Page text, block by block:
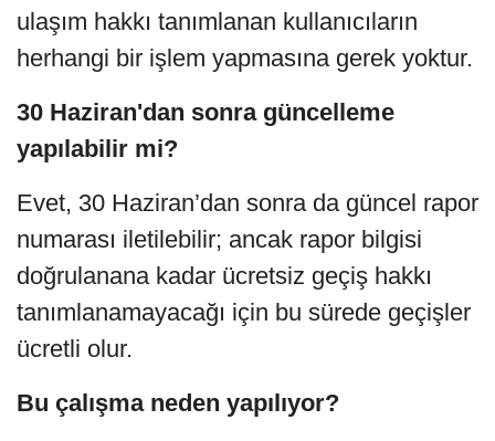
ulaşım hakkı tanımlanan kullanıcıların
herhangi bir işlem yapmasına gerek yoktur.
30 Haziran'dan sonra güncelleme
yapılabilir mi?
Evet, 30 Haziran’dan sonra da güncel rapor
numarası iletilebilir; ancak rapor bilgisi
doğrulanana kadar ücretsiz geçiş hakkı
tanımlanamayacağı için bu sürede geçişler
ücretli olur.
Bu çalışma neden yapılıyor?